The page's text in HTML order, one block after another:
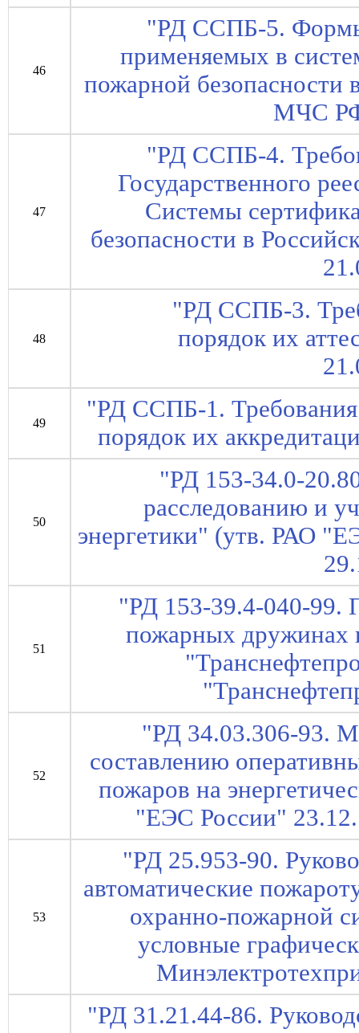
46
"РД ССПБ-5.
применяемых в
пожарной безопасности
МЧС
47
"РД ССПБ-4.
Государственного
Системы
безопасности в
48
"РД ССПБ-3.
порядок их
49
"РД ССПБ-1. Требования
порядок их
50
"РД 153-34.0-
расследованию и
энергетики" (утв. РАО
51
"РД 153-39.4-040-99.
пожарных
52
"РД 34.03.306-93.
составлению
пожаров на
"ЕЭС России"
53
"РД 25.953-90.
автоматические
охранно-пожарной
условные
"РД 31.21.44-86.